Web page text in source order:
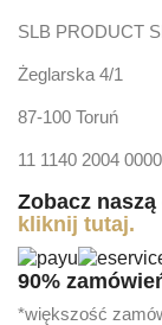
SLB PRODUCT
Żeglarska 4/1
87-100 Toruń
11 1140 2004
Zobacz
kliknij tutaj.
90%
*większość